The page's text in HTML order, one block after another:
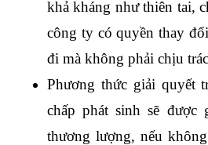
khả kháng như thiên tai,
công ty có quyền thay
đi mà không phải chịu
Phương thức giải quyết
chấp phát sinh sẽ được
thương lượng, nếu